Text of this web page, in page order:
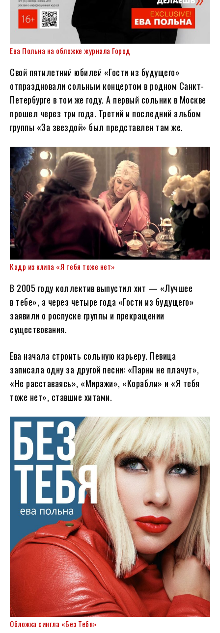
Ева Польна на обложке журнала Город
Свой пятилетний юбилей «Гости из будущего»
отпраздновали сольным концертом в родном Санкт-
Петербурге в том же году. А первый сольник в Москве
прошел через три года. Третий и последний альбом
группы «За звездой» был представлен там же.
Кадр из клипа «Я тебя тоже нет»
В 2005 году коллектив выпустил хит — «Лучшее
в тебе», а через четыре года «Гости из будущего»
заявили о роспуске группы и прекращении
существования.
Ева начала строить сольную карьеру. Певица
записала одну за другой песни: «Парни не плачут»,
«Не расставаясь», «Миражи», «Корабли» и «Я тебя
тоже нет», ставшие хитами.
Обложка сингла «Без Тебя»